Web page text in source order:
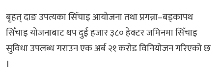
बृहत् दाङ उपत्यका सिँचाइ आयोजना तथा प्रगन्ना–बड्कापथ
सिँचाइ योजनाबाट थप दुई हजार ३८० हेक्टर जमिनमा सिँचाइ
सुविधा उपलब्ध गराउन एक अर्ब २१ करोड विनियोजन गरिएको छ
।